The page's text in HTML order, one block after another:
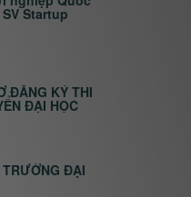
Startup
ĐẠI HỌC
TRƯỜNG ĐẠI